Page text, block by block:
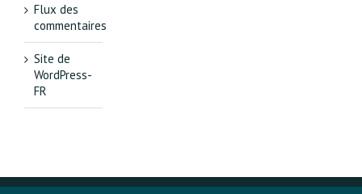
Flux des
commentaires
Site de
WordPress-
FR